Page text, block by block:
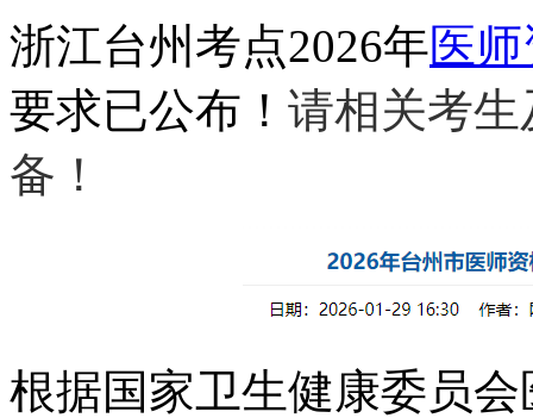
浙江台州考点2026年医
要求已公布！ 请相关考
备！
根据国家卫生健康委员